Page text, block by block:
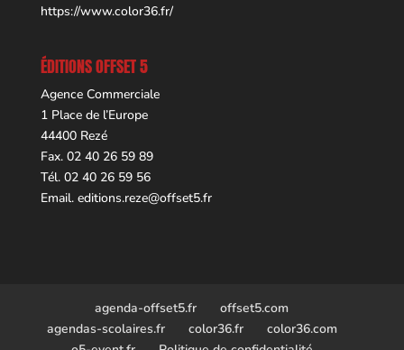
https://www.color36.fr/
ÉDITIONS OFFSET 5
Agence Commerciale
1 Place de l’Europe
44400 Rezé
Fax. 02 40 26 59 89
Tél. 02 40 26 59 56
Email. editions.reze@offset5.fr
agenda-offset5.fr
offset5.com
agendas-scolaires.fr
color36.fr
color36.com